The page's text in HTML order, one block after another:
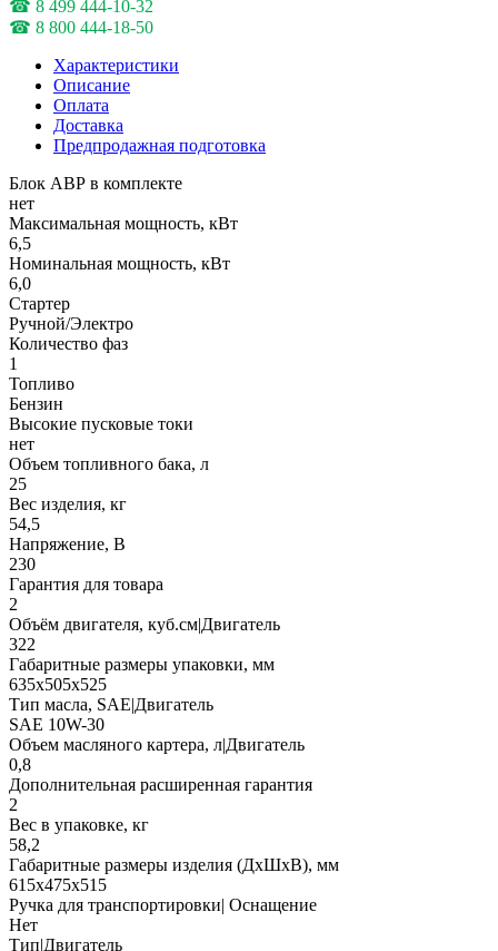
☎ 8 499 444-10-32
☎ 8 800 444-18-50
Характеристики
Описание
Оплата
Доставка
Предпродажная подготовка
Блок АВР в комплекте
нет
Максимальная мощность, кВт
6,5
Номинальная мощность, кВт
6,0
Стартер
Ручной/Электро
Количество фаз
1
Топливо
Бензин
Высокие пусковые токи
нет
Объем топливного бака, л
25
Вес изделия, кг
54,5
Напряжение, В
230
Гарантия для товара
2
Объём двигателя, куб.см|Двигатель
322
Габаритные размеры упаковки, мм
635х505х525
Тип масла, SAE|Двигатель
SAE 10W-30
Объем масляного картера, л|Двигатель
0,8
Дополнительная расширенная гарантия
2
Вес в упаковке, кг
58,2
Габаритные размеры изделия (ДхШхВ), мм
615х475х515
Ручка для транспортировки| Оснащение
Нет
Тип|Двигатель